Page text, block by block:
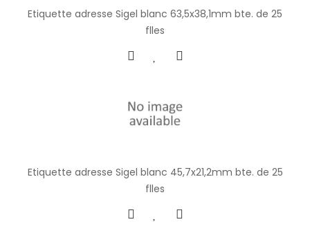
Etiquette adresse Sigel blanc 63,5x38,1mm bte. de 25
flles
Etiquette adresse Sigel blanc 45,7x21,2mm bte. de 25
flles